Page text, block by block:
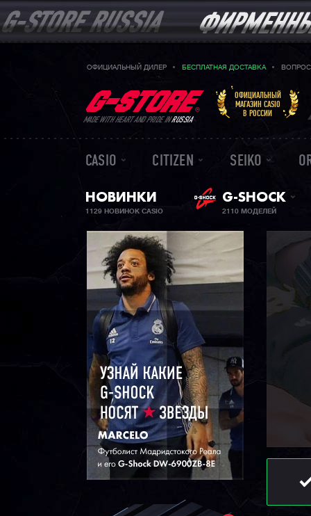
ОФИЦИАЛЬНЫЙ ДИЛЕР БЕСПЛАТНАЯ ДОСТАВКА
MADE WITH HEART AND PRIDE INRUSSIA
ОФИЦИАЛЬНЫЙ
МАГАЗИН CASIO
В РОССИИ
CASIO CITIZEN SEIKO
НОВИНКИ
1129 НОВИНОК CASIO
G-SHOCK
2110 МОДЕЛЕЙ